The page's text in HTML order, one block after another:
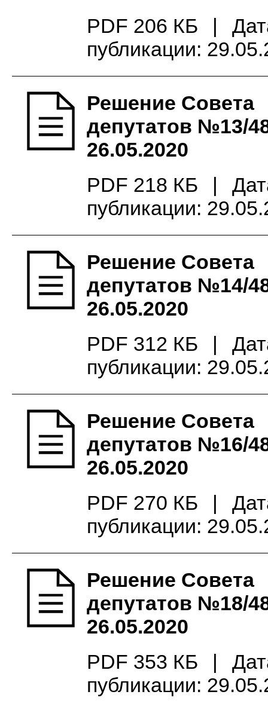
PDF 206 КБ
|
публикации:
Решение Совета
депутатов №13/
26.05.2020
PDF 218 КБ
|
публикации:
Решение Совета
депутатов №14/
26.05.2020
PDF 312 КБ
|
публикации:
Решение Совета
депутатов №16/
26.05.2020
PDF 270 КБ
|
публикации:
Решение Совета
депутатов №18/
26.05.2020
PDF 353 КБ
|
публикации: